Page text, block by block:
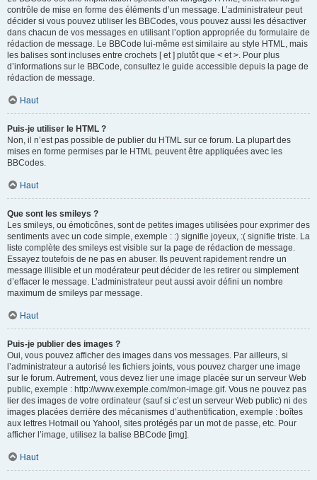
contrôle de mise en forme des éléments d’un message. L’administrateur peut
décider si vous pouvez utiliser les BBCodes, vous pouvez aussi les désactiver
dans chacun de vos messages en utilisant l’option appropriée du formulaire de
rédaction de message. Le BBCode lui-même est similaire au style HTML, mais
les balises sont incluses entre crochets [ et ] plutôt que < et >. Pour plus
d’informations sur le BBCode, consultez le guide accessible depuis la page de
rédaction de message.
Haut
Puis-je utiliser le HTML ?
Non, il n’est pas possible de publier du HTML sur ce forum. La plupart des
mises en forme permises par le HTML peuvent être appliquées avec les
BBCodes.
Haut
Que sont les smileys ?
Les smileys, ou émoticônes, sont de petites images utilisées pour exprimer des
sentiments avec un code simple, exemple : :) signifie joyeux, :( signifie triste. La
liste complète des smileys est visible sur la page de rédaction de message.
Essayez toutefois de ne pas en abuser. Ils peuvent rapidement rendre un
message illisible et un modérateur peut décider de les retirer ou simplement
d’effacer le message. L’administrateur peut aussi avoir défini un nombre
maximum de smileys par message.
Haut
Puis-je publier des images ?
Oui, vous pouvez afficher des images dans vos messages. Par ailleurs, si
l’administrateur a autorisé les fichiers joints, vous pouvez charger une image
sur le forum. Autrement, vous devez lier une image placée sur un serveur Web
public, exemple : http://www.exemple.com/mon-image.gif. Vous ne pouvez pas
lier des images de votre ordinateur (sauf si c’est un serveur Web public) ni des
images placées derrière des mécanismes d’authentification, exemple : boîtes
aux lettres Hotmail ou Yahoo!, sites protégés par un mot de passe, etc. Pour
afficher l’image, utilisez la balise BBCode [img].
Haut